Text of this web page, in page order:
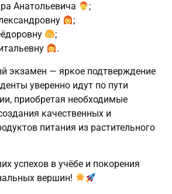
Анатольевича
;
;
;
.
экзамен — яркое подтверждение
уверенно идут по пути
приобретая необходимые
качественных и
питания из растительного
успехов в учёбе и покорения
вершин!